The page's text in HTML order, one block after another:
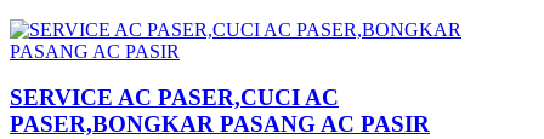
SERVICE AC PASER,CUCI AC
PASER,BONGKAR PASANG AC PASIR